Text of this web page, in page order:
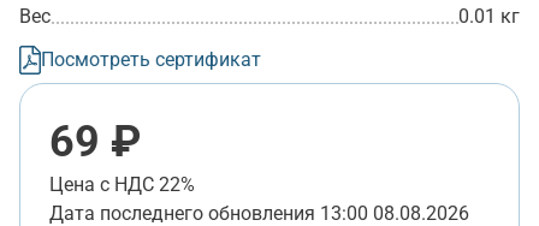
Вес
0.01 кг
Посмотреть сертификат
69 ₽
Цена с НДС 22%
Дата последнего обновления 13:00 08.08.2026